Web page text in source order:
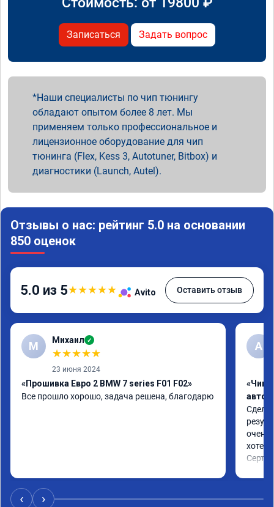
Записаться Задать вопрос
Наши специалисты по чип тюнингу
обладают опытом более 8 лет. Мы
применяем только профессиональное и
лицензионное оборудование для чип
тюнинга (Flex, Kess 3, Autotuner, Bitbox) и
диагностики (Launch, Autel).
Отзывы о нас: рейтинг 5.0 на основании
850 оценок
5.0 из 5★★★★★ Avito Оставить отзыв
М Михаил ✓
★★★★★
23 июня 2024
«Прошивка Евро 2 BMW 7 series F01 F02»
Все прошло хорошо, задача решена, благодарю
A
«Чип
очень
хотел.
‹ ›